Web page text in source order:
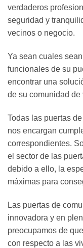
verdaderos
seguridad y
vecinos o negocio.
Ya sean cuales
funcionales de su
encontrar una
de su comunidad de
Todas las puertas
nos encargan
correspondientes.
el sector de las
debido a ello, la
máximas para
Las puertas de
innovadora y en
preocupamos de
con respecto a las